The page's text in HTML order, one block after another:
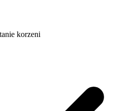
korzeni